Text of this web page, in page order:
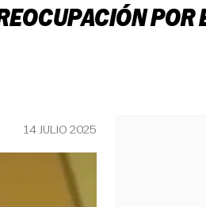
POR
14 JULIO 2025